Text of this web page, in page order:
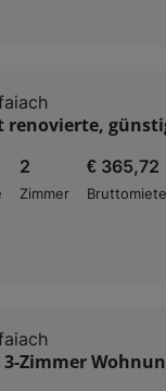
renovierte,
2
Zimmer
€ 365,72
Bruttomiete
3-Zimmer